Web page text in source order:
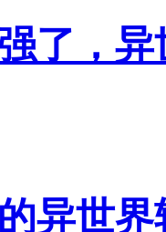
了，
异世界